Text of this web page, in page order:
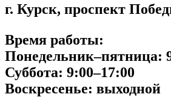
г. Курск, проспект
Время работы:
Понедельник–пятница:
Суббота: 9:00–17:00
Воскресенье: выходной